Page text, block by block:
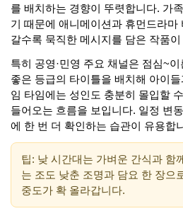
를 배치하는 경향이 뚜렷합니다. 가
기 때문에 애니메이션과 휴먼드라마
갈수록 묵직한 메시지를 담은 작품
특히 공영·민영 주요 채널은 점심~
좋은 등급의 타이틀을 배치해 아이
임 타임에는 성인도 충분히 몰입할
들어오는 흐름을 보입니다. 일정 변
에 한 번 더 확인하는 습관이 유용합
팁: 낮 시간대는 가벼운 간식과 함
는 조도 낮춘 조명과 담요 한 장으
중도가 확 올라갑니다.